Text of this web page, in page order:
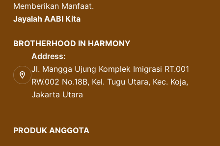
Memberikan Manfaat.
Jayalah AABI Kita
BROTHERHOOD IN HARMONY
Address:
Jl. Mangga Ujung Komplek Imigrasi RT.001
RW.002 No.18B, Kel. Tugu Utara, Kec. Koja,
Jakarta Utara
PRODUK ANGGOTA